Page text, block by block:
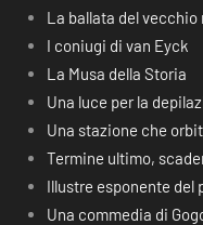
La ballata del vecchio
I coniugi di van Eyck
La Musa della Storia
Una luce per la
Una stazione che
Termine ultimo,
Illustre esponente del
Una commedia di